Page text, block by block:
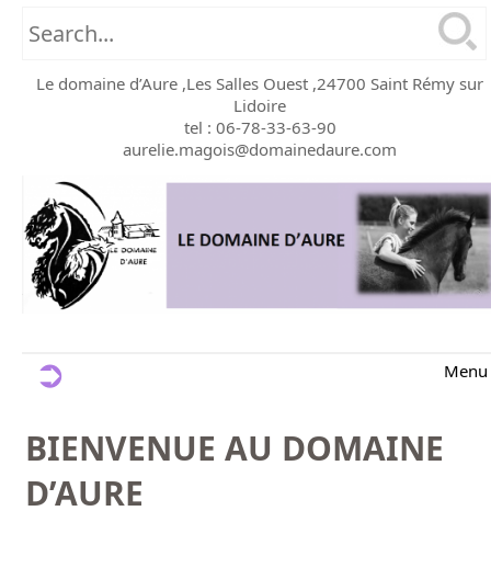
Le domaine d’Aure ,Les Salles Ouest ,24700 Saint Rémy sur
Lidoire
tel : 06-78-33-63-90
aurelie.magois@domainedaure.com
Menu
BIENVENUE AU DOMAINE
D’AURE